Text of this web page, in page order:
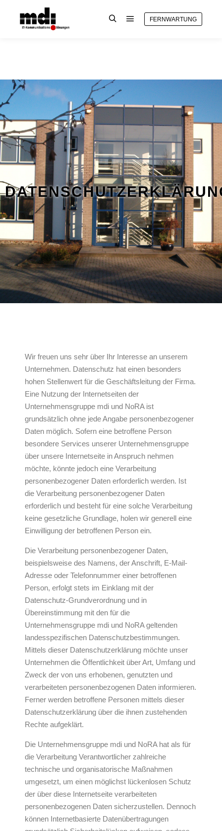
FERNWARTUNG
Wir freuen uns sehr über Ihr Interesse an unserem
Unternehmen. Datenschutz hat einen besonders
hohen Stellenwert für die Geschäftsleitung der Firma.
Eine Nutzung der Internetseiten der
Unternehmensgruppe mdi und NoRA ist
grundsätzlich ohne jede Angabe personenbezogener
Daten möglich. Sofern eine betroffene Person
besondere Services unserer Unternehmensgruppe
über unsere Internetseite in Anspruch nehmen
möchte, könnte jedoch eine Verarbeitung
personenbezogener Daten erforderlich werden. Ist
die Verarbeitung personenbezogener Daten
erforderlich und besteht für eine solche Verarbeitung
keine gesetzliche Grundlage, holen wir generell eine
Einwilligung der betroffenen Person ein.
Die Verarbeitung personenbezogener Daten,
beispielsweise des Namens, der Anschrift, E-Mail-
Adresse oder Telefonnummer einer betroffenen
Person, erfolgt stets im Einklang mit der
Datenschutz-Grundverordnung und in
Übereinstimmung mit den für die
Unternehmensgruppe mdi und NoRA geltenden
landesspezifischen Datenschutzbestimmungen.
Mittels dieser Datenschutzerklärung möchte unser
Unternehmen die Öffentlichkeit über Art, Umfang und
Zweck der von uns erhobenen, genutzten und
verarbeiteten personenbezogenen Daten informieren.
Ferner werden betroffene Personen mittels dieser
Datenschutzerklärung über die ihnen zustehenden
Rechte aufgeklärt.
Die Unternehmensgruppe mdi und NoRA hat als für
die Verarbeitung Verantwortlicher zahlreiche
technische und organisatorische Maßnahmen
umgesetzt, um einen möglichst lückenlosen Schutz
der über diese Internetseite verarbeiteten
personenbezogenen Daten sicherzustellen. Dennoch
können Internetbasierte Datenübertragungen